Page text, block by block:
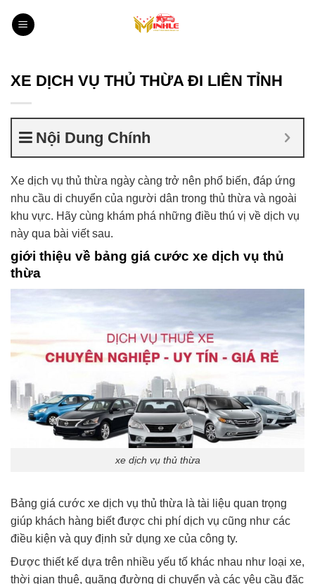
qua
XE DỊCH VỤ THỦ THỪA ĐI LIÊN TỈNH
Nội Dung Chính
Xe dịch vụ thủ thừa ngày càng trở nên phổ biến, đáp ứng
nhu cầu di chuyển của người dân trong thủ thừa và ngoài
khu vực. Hãy cùng khám phá những điều thú vị về dịch vụ
này qua bài viết sau.
giới thiệu về bảng giá cước xe dịch vụ thủ
thừa
xe dịch vụ thủ thừa
Bảng giá cước xe dịch vụ thủ thừa là tài liệu quan trọng
giúp khách hàng biết được chi phí dịch vụ cũng như các
điều kiện và quy định sử dụng xe của công ty.
Được thiết kế dựa trên nhiều yếu tố khác nhau như loại xe,
thời gian thuê, quãng đường di chuyển và các yêu cầu đặc